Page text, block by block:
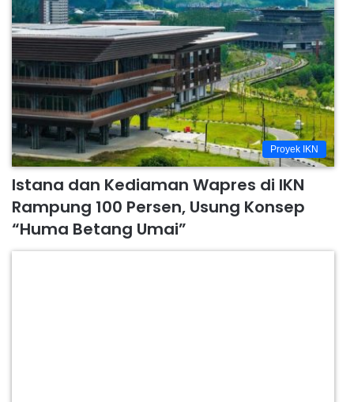
Proyek IKN
Istana dan Kediaman Wapres di IKN
Rampung 100 Persen, Usung Konsep
“Huma Betang Umai”